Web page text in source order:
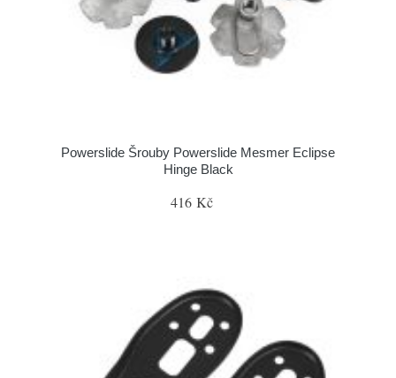
Powerslide Šrouby Powerslide Mesmer Eclipse
Hinge Black
416 Kč